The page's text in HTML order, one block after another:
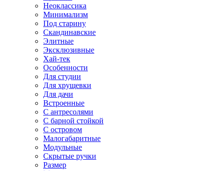
Неоклассика
Минимализм
Под старину
Скандинавские
Элитные
Эксклюзивные
Хай-тек
Особенности
Для студии
Для хрущевки
Для дачи
Встроенные
С антресолями
С барной стойкой
С островом
Малогабаритные
Модульные
Скрытые ручки
Размер